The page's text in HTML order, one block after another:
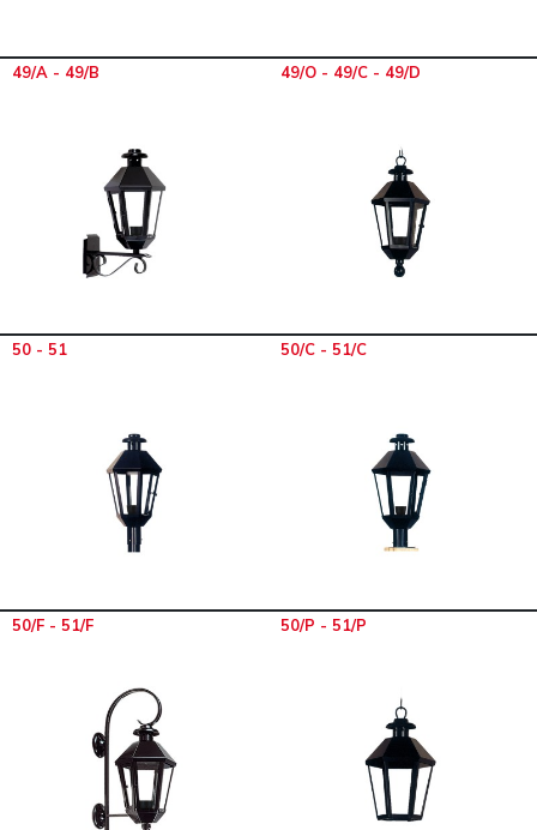
49/A - 49/B 49/O - 49/C - 49/D
50 - 51 50/C - 51/C
50/F - 51/F 50/P - 51/P